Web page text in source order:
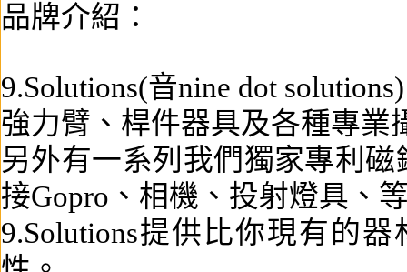
品牌介紹：
9.Solutions(音nine dot
強力臂、 桿件器具及各種專業
另外有一系列我們獨家專利
接Gopro、相機、投射燈具、
9.Solutions提供比你現有的